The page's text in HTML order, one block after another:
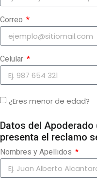
Dirección
Correo
Celular
¿Eres menor de edad?
Datos del Apoderado
presenta el reclamo
Nombres y Apellidos